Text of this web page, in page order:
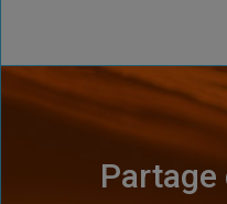
Partage